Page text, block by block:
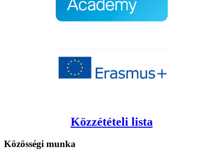
Közzétételi lista
Közösségi munka